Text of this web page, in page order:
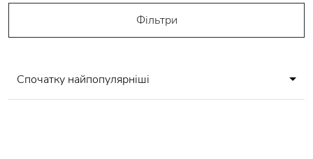
Фільтри
Спочатку найпопулярніші